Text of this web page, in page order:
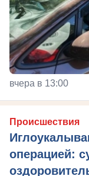
вчера в 13:00
Происшествия
операцией: